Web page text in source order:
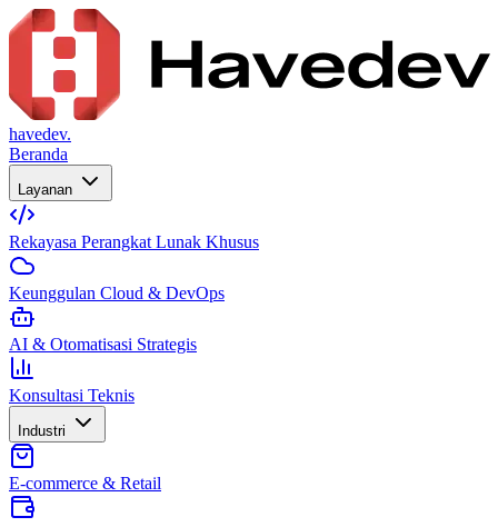
havedev.
Beranda
Layanan
Rekayasa Perangkat Lunak Khusus
Keunggulan Cloud & DevOps
AI & Otomatisasi Strategis
Konsultasi Teknis
Industri
E-commerce & Retail